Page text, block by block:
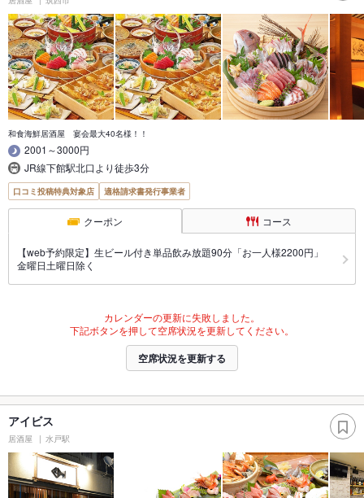
和食海鮮居酒屋 宴会最大40名様！！
2001～3000円
JR線下館駅北口より徒歩3分
口コミ投稿特典対象店 適格請求書発行事業者
クーポン コース
【web予約限定】生ビール付き単品飲み放題90分「お一人様2200円」
金曜日土曜日除く
カレンダーの更新に失敗しました。
下記ボタンを押して空席状況を更新してください。
空席状況を更新する
アイビス
居酒屋 水戸駅